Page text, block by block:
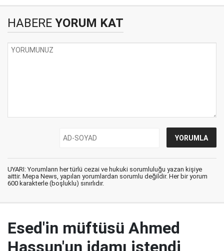
HABERE YORUM KAT
UYARI: Yorumların her türlü cezai ve hukuki sorumluluğu yazan kişiye
aittir. Mepa News, yapılan yorumlardan sorumlu değildir. Her bir yorum
600 karakterle (boşluklu) sınırlıdır.
Esed'in müftüsü Ahmed
Hassun'un idamı istendi